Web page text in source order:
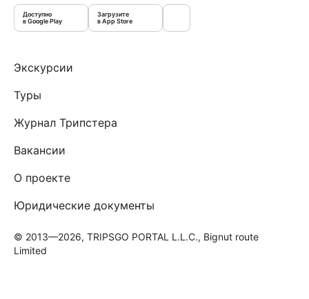
Доступно
в Google Play
Загрузите
в App Store
Экскурсии
Туры
Журнал Трипстера
Вакансии
О проекте
Юридические документы
© 2013—2026, TRIPSGO PORTAL L.L.C., Bignut route
Limited